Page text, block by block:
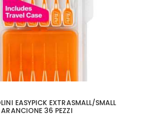
EASYPICK EXTRASMALL/SMALL
ARANCIONE 36 PEZZI